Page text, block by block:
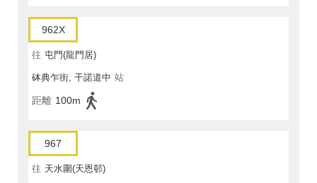
962X
往 屯門(龍門居)
砵典乍街, 干諾道中 站
距離 100m
967
往 天水圍(天恩邨)